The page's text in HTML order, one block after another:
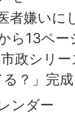
者嫌いに
ら13ペー
政シリ
る？」完成
ンダー